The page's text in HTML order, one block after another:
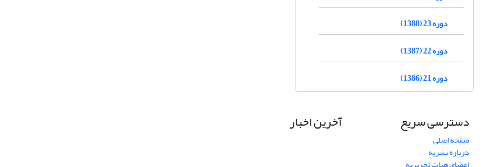
دوره 23 (1388)
دوره 22 (1387)
دوره 21 (1386)
دسترسی سریع
صفحه اصلی
درباره نشریه
آخرین اخبار